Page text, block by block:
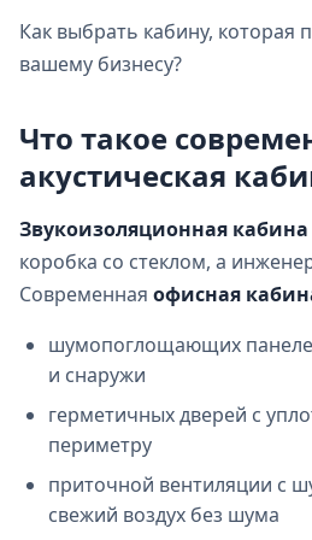
Как выбрать кабину, которая
вашему бизнесу?
Что такое
акустическая
Звукоизоляционная кабина
коробка со стеклом, а
Современная офисная
шумопоглощающих
и снаружи
герметичных дверей с
периметру
приточной вентиляции с
свежий воздух без шума